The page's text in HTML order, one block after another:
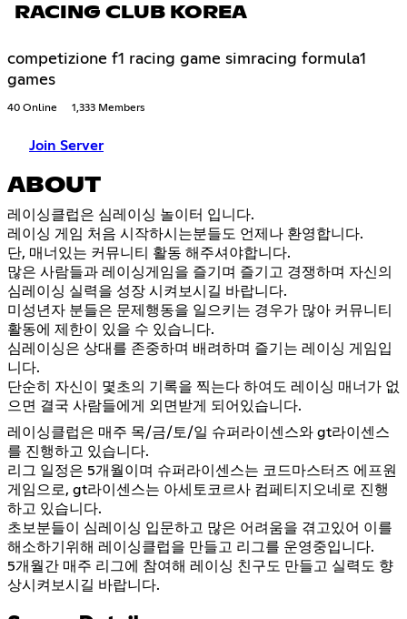
RACING CLUB KOREA
competizione f1 racing game simracing formula1
games
40 Online 1,333 Members
Join Server
ABOUT
레이싱클럽은 심레이싱 놀이터 입니다.
레이싱 게임 처음 시작하시는분들도 언제나 환영합니다.
단, 매너있는 커뮤니티 활동 해주셔야합니다.
많은 사람들과 레이싱게임을 즐기며 즐기고 경쟁하며 자신의
심레이싱 실력을 성장 시켜보시길 바랍니다.
미성년자 분들은 문제행동을 일으키는 경우가 많아 커뮤니티
활동에 제한이 있을 수 있습니다.
심레이싱은 상대를 존중하며 배려하며 즐기는 레이싱 게임입
니다.
단순히 자신이 몇초의 기록을 찍는다 하여도 레이싱 매너가 없
으면 결국 사람들에게 외면받게 되어있습니다.
레이싱클럽은 매주 목/금/토/일 슈퍼라이센스와 gt라이센스
를 진행하고 있습니다.
리그 일정은 5개월이며 슈퍼라이센스는 코드마스터즈 에프원
게임으로, gt라이센스는 아세토코르사 컴페티지오네로 진행
하고 있습니다.
초보분들이 심레이싱 입문하고 많은 어려움을 겪고있어 이를
해소하기위해 레이싱클럽을 만들고 리그를 운영중입니다.
5개월간 매주 리그에 참여해 레이싱 친구도 만들고 실력도 향
상시켜보시길 바랍니다.